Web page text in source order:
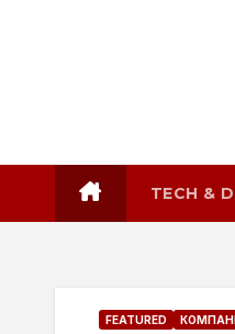
TECH &
FEATURED